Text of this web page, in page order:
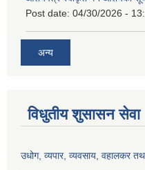
Post date: 04/30/2026 -
अन्य
विधुतीय शुसासन सेवा
उधोग, व्यपार, व्यवसाय, वहालकर